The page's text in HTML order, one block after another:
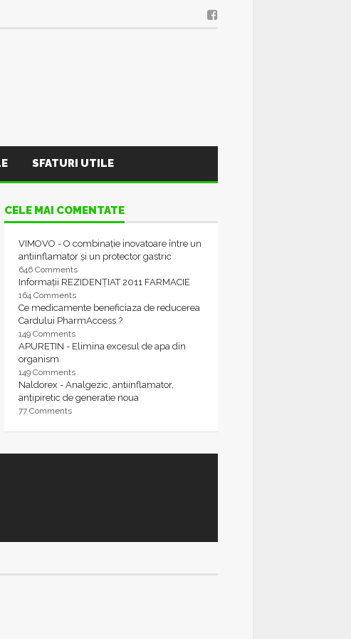
SFATURI UTILE
CELE MAI COMENTATE
VIMOVO - O combinație inovatoare între un
antiinflamator și un protector gastric
646 Comments
Informații REZIDENȚIAT 2011 FARMACIE
164 Comments
Ce medicamente beneficiaza de reducerea
Cardului PharmAccess ?
149 Comments
APURETIN - Elimina excesul de apa din
organism
149 Comments
Naldorex - Analgezic, antiinflamator,
antipiretic de generatie noua
77 Comments